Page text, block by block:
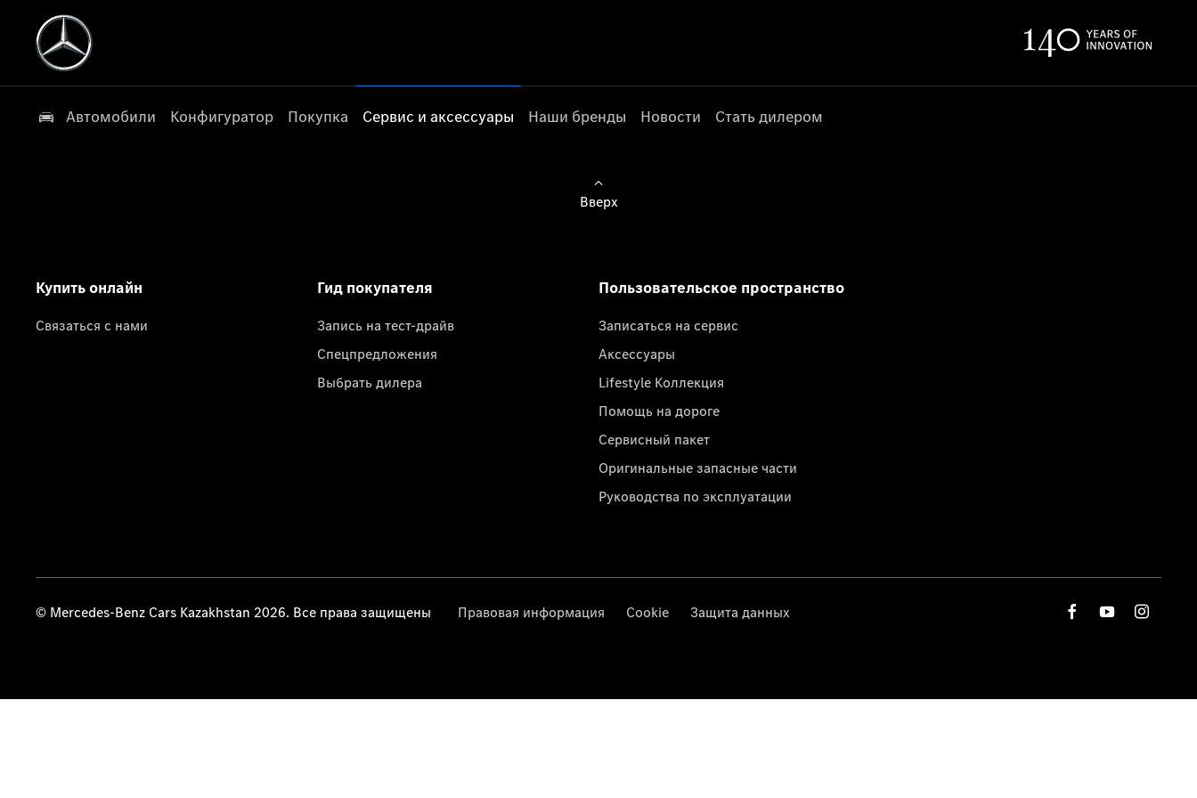
Автомобили Конфигуратор Покупка Сервис и аксессуары Наши бренды Новости Стать дилером
Вверх
Купить онлайн
Связаться с нами
Гид покупателя
Запись на тест-драйв
Спецпредложения
Выбрать дилера
Пользовательское пространство
Записаться на сервис
Аксессуары
Lifestyle Коллекция
Помощь на дороге
Сервисный пакет
Оригинальные запасные части
Руководства по эксплуатации
© Mercedes-Benz Cars Kazakhstan 2026. Все права защищены Правовая информация Cookie Защита данных